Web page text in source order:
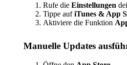
Rufe die Einstellungen
Tippe aufiTunes & App
Aktiviere die Funktion
Manuelle Updates